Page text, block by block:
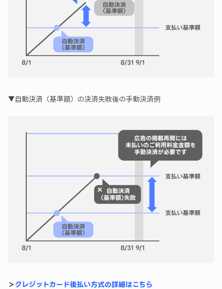
▼自動決済（基準額）の決済失敗後の手動決済例
＞クレジットカード後払い方式の詳細はこちら